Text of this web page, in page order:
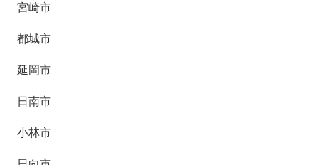
宮崎市
都城市
延岡市
日南市
小林市